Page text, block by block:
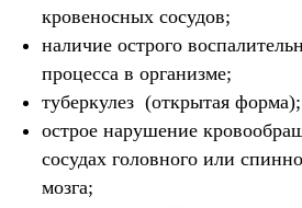
кровеносных сосудов;
наличие острого
процесса в организме;
туберкулез (открытая форма);
острое нарушение
сосудах головного или
мозга;